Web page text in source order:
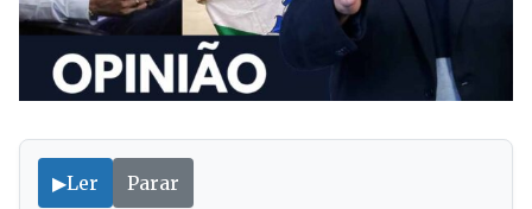
▶Ler Parar